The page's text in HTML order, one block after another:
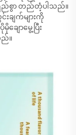
ရှည်စွာ တည်တံ့ပါသည်။
ချက်များကို
ချောမွေ့ပြီး
ည်။